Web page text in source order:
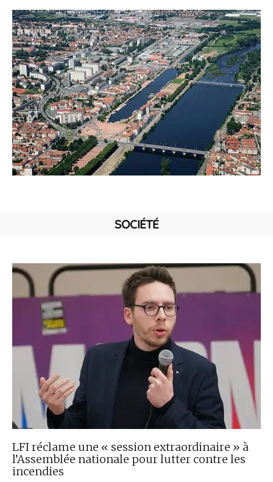
SOCIÉTÉ
LFI réclame une « session extraordinaire » à
l’Assemblée nationale pour lutter contre les
incendies